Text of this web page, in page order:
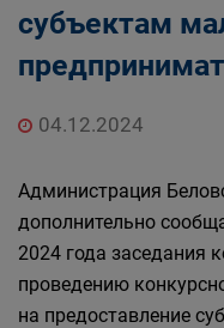
субъектам
04.12.2024
Администрация
дополнительно
2024 года заседания
проведению
на предоставление